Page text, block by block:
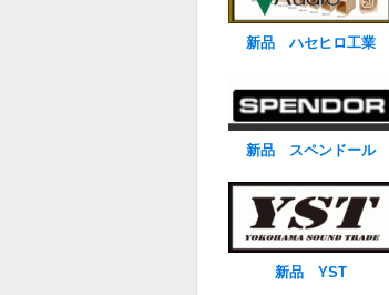
新品 ハセヒロ工業
新品 スペンドール
新品 YST